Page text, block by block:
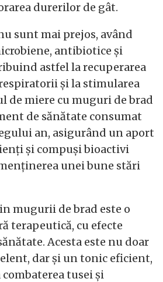
durerilor de gât.
sunt mai prejos, având
antibiotice și
astfel la recuperarea
și la stimularea
miere cu muguri de brad
de sănătate consumat
an, asigurând un aport
și compuși bioactivi
unei bune stări
mugurii de brad este o
terapeutică, cu efecte
Acesta este nu doar
dar și un tonic eficient,
tusei și